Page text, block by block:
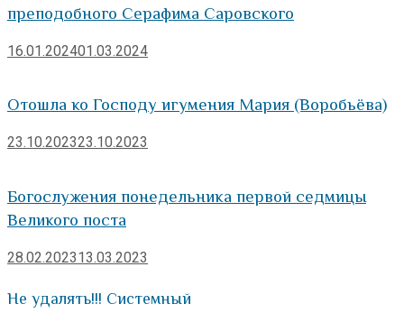
преподобного Серафима Саровского
16.01.202401.03.2024
Отошла ко Господу игумения Мария (Воробьёва)
23.10.202323.10.2023
Богослужения понедельника первой седмицы
Великого поста
28.02.202313.03.2023
Не удалять!!! Системный